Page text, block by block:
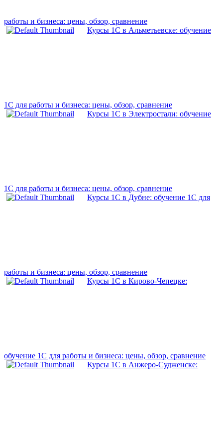
работы и бизнеса: цены, обзор, сравнение
Курсы 1С в Альметьевске: обучение
1С для работы и бизнеса: цены, обзор, сравнение
Курсы 1С в Электростали: обучение
1С для работы и бизнеса: цены, обзор, сравнение
Курсы 1С в Дубне: обучение 1С для
работы и бизнеса: цены, обзор, сравнение
Курсы 1С в Кирово-Чепецке:
обучение 1С для работы и бизнеса: цены, обзор, сравнение
Курсы 1С в Анжеро-Судженске: